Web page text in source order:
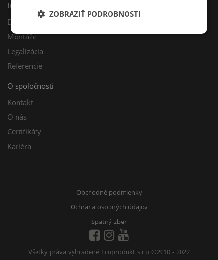
Inštalácie
Dotácie
Montáže
Legalizácia
Referencie
O spoločnosti
Kontakt
O nás
Certifikáty
Kariéra
Obchodné podmienky
Ochrana osobných údajov
Spätný zber
Všetky práva vyhradené Ecoprodukt s.r.o ©2010 - 2022
ZOBRAZIŤ PODROBNOSTI